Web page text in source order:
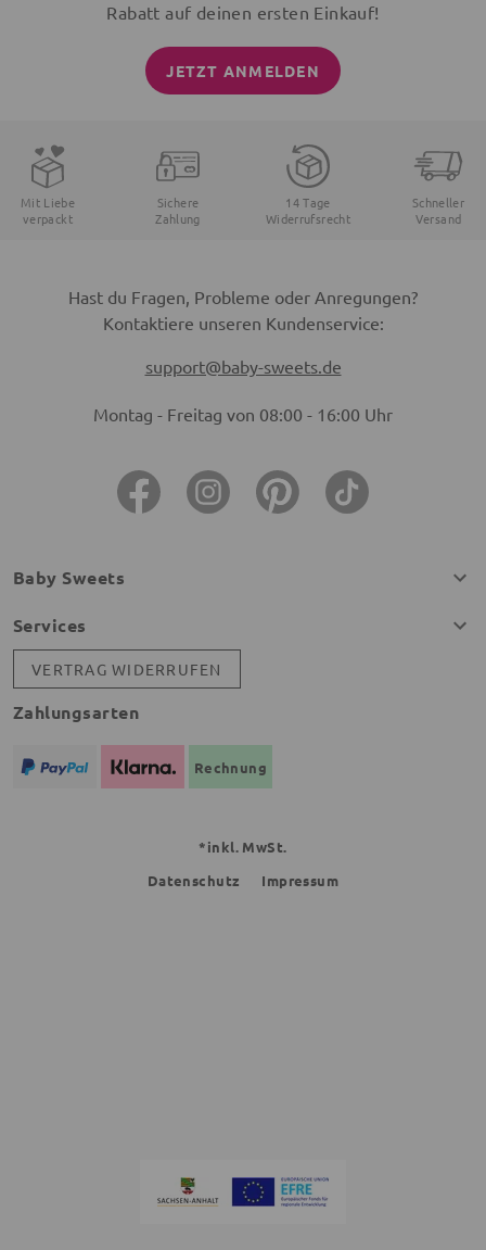
Rabatt auf deinen ersten Einkauf!
JETZT ANMELDEN
Mit Liebe
verpackt
Sichere
Zahlung
14 Tage
Widerrufsrecht
Schneller
Versand
Hast du Fragen, Probleme oder Anregungen?
Kontaktiere unseren Kundenservice:
support@baby-sweets.de
Montag - Freitag von 08:00 - 16:00 Uhr
Baby Sweets
Services
VERTRAG WIDERRUFEN
Zahlungsarten
Rechnung
*inkl. MwSt.
Datenschutz
Impressum